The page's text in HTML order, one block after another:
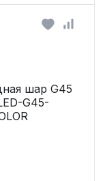
шар G45
G45-